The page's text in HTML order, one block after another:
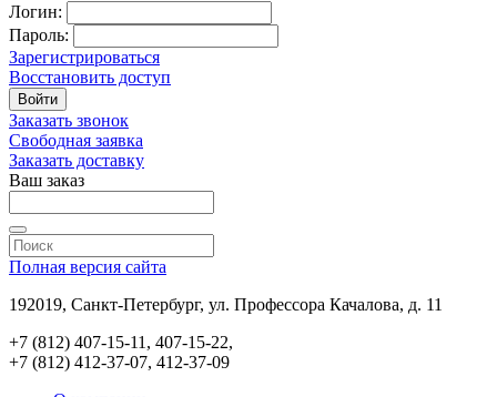
Логин:
Пароль:
Зарегистрироваться
Восстановить доступ
Войти
Заказать звонок
Свободная заявка
Заказать доставку
Ваш заказ
Полная версия сайта
192019, Санкт-Петербург, ул. Профессора Качалова, д. 11
+7 (812) 407-15-11, 407-15-22,
+7 (812) 412-37-07, 412-37-09